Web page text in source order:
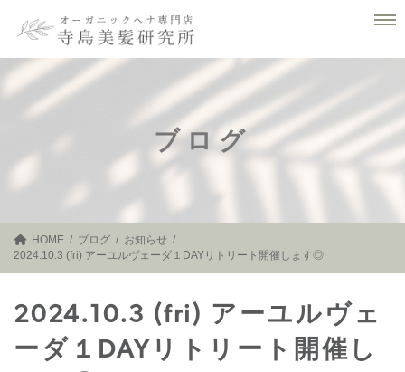
ン
ツ
ー
シ
ブログ
HOME ブログ
お知らせ
2024.10.3 (fri) アーユルヴェーダ１DAYリトリート開催します◎
2024.10.3 (fri) アーユルヴェ
ーダ１DAYリトリート開催し